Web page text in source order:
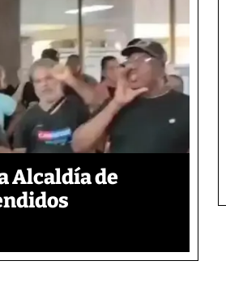
Alcaldía de